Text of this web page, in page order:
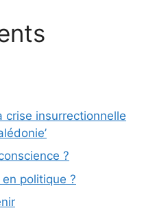
crise insurrectionnelle
?
politique ?